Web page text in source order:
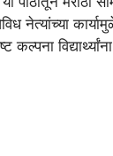
नेत्यांच्या
कल्पना